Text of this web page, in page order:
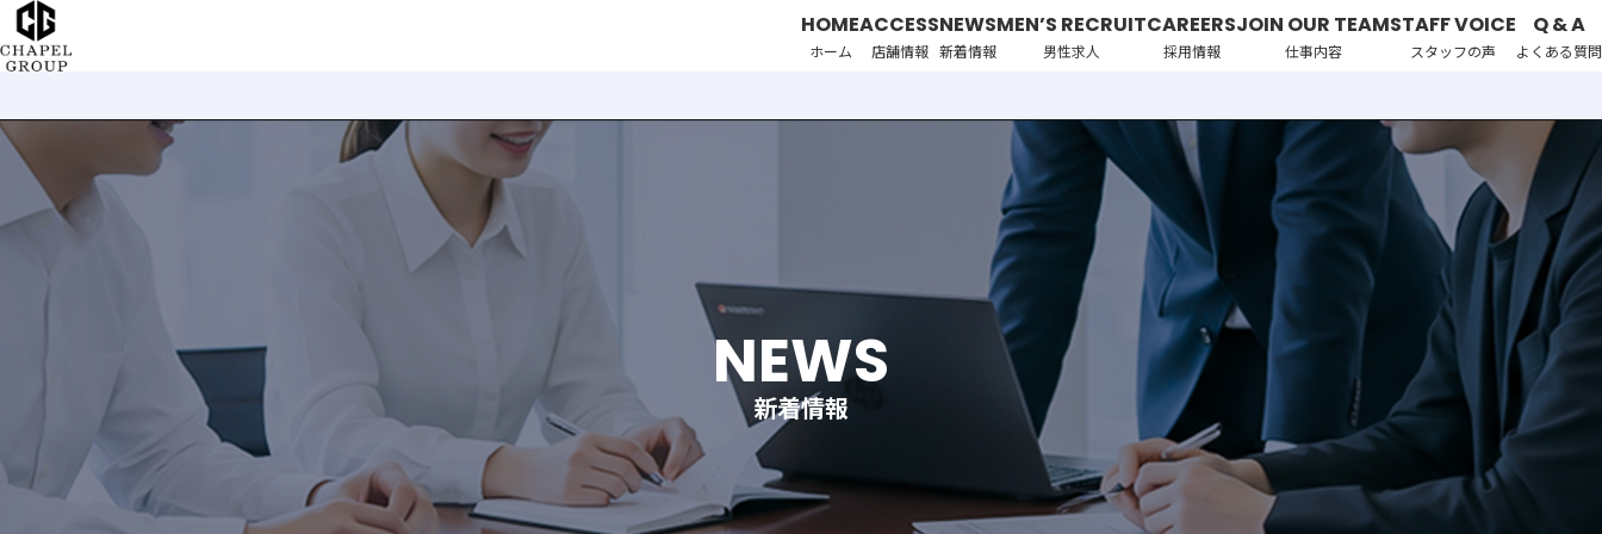
チ
ャ
ペ
HOME
ホーム
ACCESS
店舗情報
NEWS
新着情報
MEN’S RECRUIT
男性求人
CAREERS
採用情報
JOIN OUR TEAM
仕事内容
STAFF VOICE
スタッフの声
Q & A
よくある質問
NEWS
新着情報